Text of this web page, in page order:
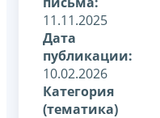
11.11.2025
Дата
публикации:
10.02.2026
Категория
(тематика)